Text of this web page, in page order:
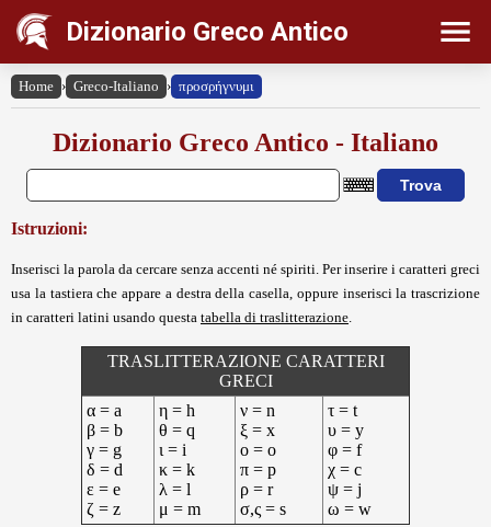
Dizionario Greco Antico
Home › Greco-Italiano › προσρήγνυμι
Dizionario Greco Antico - Italiano
Istruzioni:
Inserisci la parola da cercare senza accenti né spiriti. Per inserire i caratteri greci
usa la tastiera che appare a destra della casella, oppure inserisci la trascrizione
in caratteri latini usando questa tabella di traslitterazione
TRASLITTERAZIONE CARATTERI
GRECI
α = a
β = b
γ = g
δ = d
ε = e
ζ = z
η = h
θ = q
ι = i
κ = k
λ = l
μ = m
ν = n
ξ = x
ο = o
π = p
ρ = r
σ,ς = s
τ = t
υ = y
φ = f
χ = c
ψ = j
ω = w